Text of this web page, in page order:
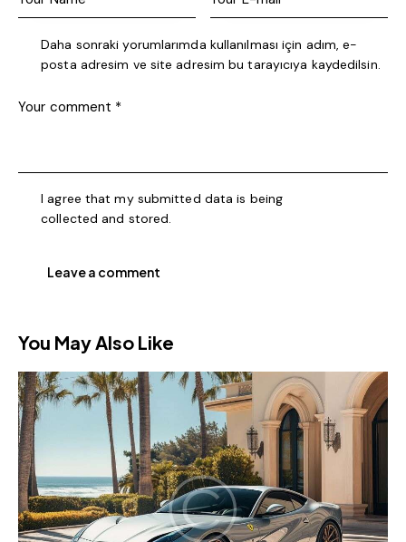
Daha sonraki yorumlarımda kullanılması için adım, e-
posta adresim ve site adresim bu tarayıcıya kaydedilsin.
I agree that my submitted data is being
collected and stored.
You May Also Like